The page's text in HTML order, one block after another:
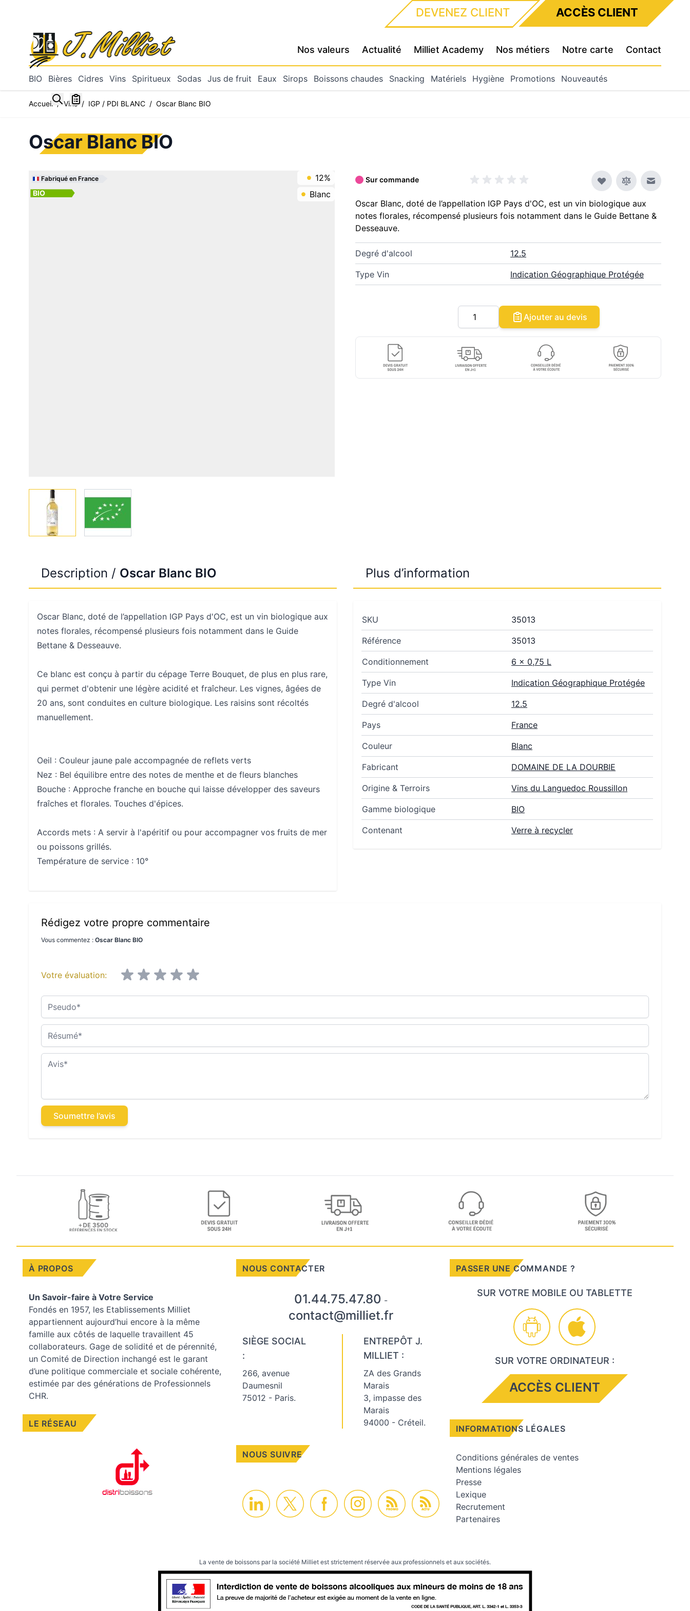
DEVENEZ CLIENT ACCÈS CLIENT
Nos valeurs Actualité Milliet Academy Nos métiers Notre carte Contact
BIO Bières Cidres Vins Spiritueux Sodas Jus de fruit Eaux Sirops Boissons chaudes Snacking Matériels Hygiène Promotions
Nouveautés
Toggle minicart, Mon panier est vide
Accueil / Vins / IGP / PDI BLANC / Oscar Blanc BIO
Oscar Blanc BIO
Fabriqué en France
BIO
12%
Blanc
View larger imageView larger image
Sur commande
Envoyer
Oscar Blanc, doté de l’appellation IGP Pays d'OC, est un vin biologique aux
notes florales, récompensé plusieurs fois notamment dans le Guide Bettane &
Desseauve.
Degré d'alcool 12.5
Type Vin Indication Géographique Protégée
Quantité
Ajouter au devis
Description / Oscar Blanc BIO
Oscar Blanc, doté de l’appellation IGP Pays d'OC, est un vin biologique aux
notes florales, récompensé plusieurs fois notamment dans le Guide
Bettane & Desseauve.
Ce blanc est conçu à partir du cépage Terre Bouquet, de plus en plus rare,
qui permet d'obtenir une légère acidité et fraîcheur. Les vignes, âgées de
20 ans, sont conduites en culture biologique. Les raisins sont récoltés
manuellement.
Oeil : Couleur jaune pale accompagnée de reflets verts
Nez : Bel équilibre entre des notes de menthe et de fleurs blanches
Bouche : Approche franche en bouche qui laisse développer des saveurs
fraîches et florales. Touches d'épices.
Accords mets : A servir à l'apéritif ou pour accompagner vos fruits de mer
ou poissons grillés.
Température de service : 10°
Plus d’information
SKU 35013
Référence 35013
Conditionnement 6 x 0,75 L
Type Vin Indication Géographique Protégée
Degré d'alcool 12.5
Pays France
Couleur Blanc
Fabricant DOMAINE DE LA DOURBIE
Origine & Terroirs Vins du Languedoc Roussillon
Gamme biologique BIO
Contenant Verre à recycler
Rédigez votre propre commentaire
Vous commentez : Oscar Blanc BIO
Votre évaluation:
Pseudo
Résumé
Avis
Soumettre l’avis
À PROPOS
Un Savoir-faire à Votre Service
Fondés en 1957, les Etablissements Milliet
appartiennent aujourd’hui encore à la même
famille aux côtés de laquelle travaillent 45
collaborateurs. Gage de solidité et de pérennité,
un Comité de Direction inchangé est le garant
d’une politique commerciale et sociale cohérente,
estimée par des générations de Professionnels
CHR.
LE RÉSEAU
NOUS CONTACTER
01.44.75.47.80 -
contact@milliet.fr
SIÈGE SOCIAL
:
266, avenue
Daumesnil
75012 - Paris.
ENTREPÔT J.
MILLIET :
ZA des Grands
Marais
3, impasse des
Marais
94000 - Créteil.
NOUS SUIVRE
PROMO ACTU
PASSER UNE COMMANDE ?
SUR VOTRE MOBILE OU TABLETTE
SUR VOTRE ORDINATEUR :
ACCÈS CLIENT
INFORMATIONS LÉGALES
Conditions générales de ventes
Mentions légales
Presse
Lexique
Recrutement
Partenaires
La vente de boissons par la société Milliet est strictement réservée aux professionnels et aux sociétés.